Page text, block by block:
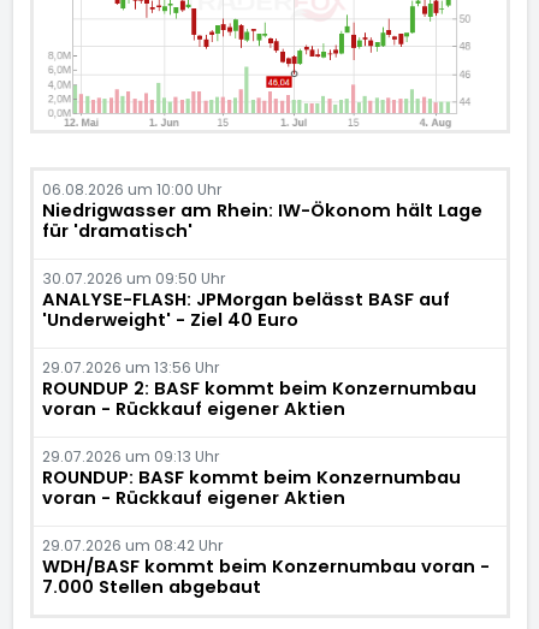
06.08.2026 um 10:00 Uhr
Niedrigwasser am Rhein: IW-Ökonom hält Lage
für 'dramatisch'
30.07.2026 um 09:50 Uhr
ANALYSE-FLASH: JPMorgan belässt BASF auf
'Underweight' - Ziel 40 Euro
29.07.2026 um 13:56 Uhr
ROUNDUP 2: BASF kommt beim Konzernumbau
voran - Rückkauf eigener Aktien
29.07.2026 um 09:13 Uhr
ROUNDUP: BASF kommt beim Konzernumbau
voran - Rückkauf eigener Aktien
29.07.2026 um 08:42 Uhr
WDH/BASF kommt beim Konzernumbau voran -
7.000 Stellen abgebaut